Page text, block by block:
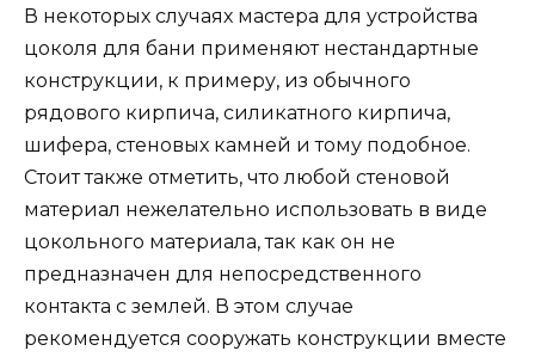
В некоторых случаях мастера для устройства
цоколя для бани применяют нестандартные
конструкции, к примеру, из обычного
рядового кирпича, силикатного кирпича,
шифера, стеновых камней и тому подобное.
Стоит также отметить, что любой стеновой
материал нежелательно использовать в виде
цокольного материала, так как он не
предназначен для непосредственного
контакта с землей. В этом случае
рекомендуется сооружать конструкции вместе